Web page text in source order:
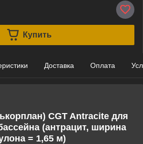
Купить
Доставка Оплата
CGT Antracite для
(антрацит, ширина
= 1,65 м)